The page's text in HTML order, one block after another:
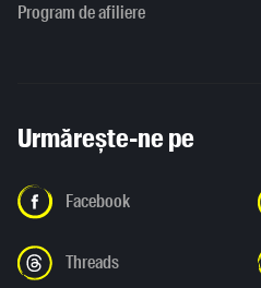
Program de afiliere
Urmărește-ne pe
Facebook
Threads